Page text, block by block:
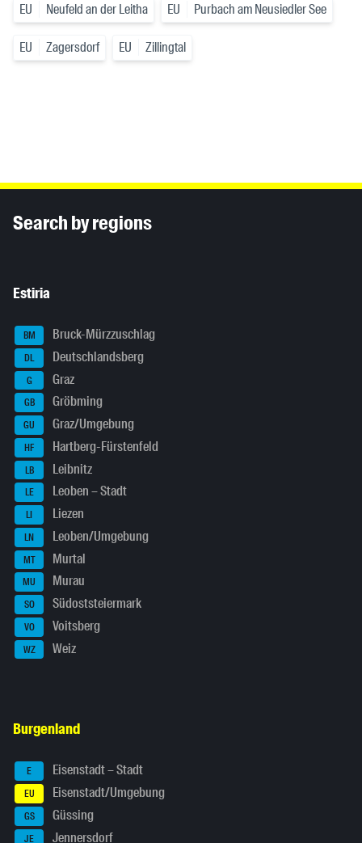
EU Neufeld an der Leitha EU Purbach am Neusiedler See
EU Zagersdorf EU Zillingtal
Search by regions
Estiria
BM Bruck-Mürzzuschlag
DL Deutschlandsberg
G Graz
GB Gröbming
GU Graz/Umgebung
HF Hartberg-Fürstenfeld
LB Leibnitz
LE Leoben – Stadt
LI Liezen
LN Leoben/Umgebung
MT Murtal
MU Murau
SO Südoststeiermark
VO Voitsberg
WZ Weiz
Burgenland
E Eisenstadt – Stadt
EU Eisenstadt/Umgebung
GS Güssing
JE Jennersdorf